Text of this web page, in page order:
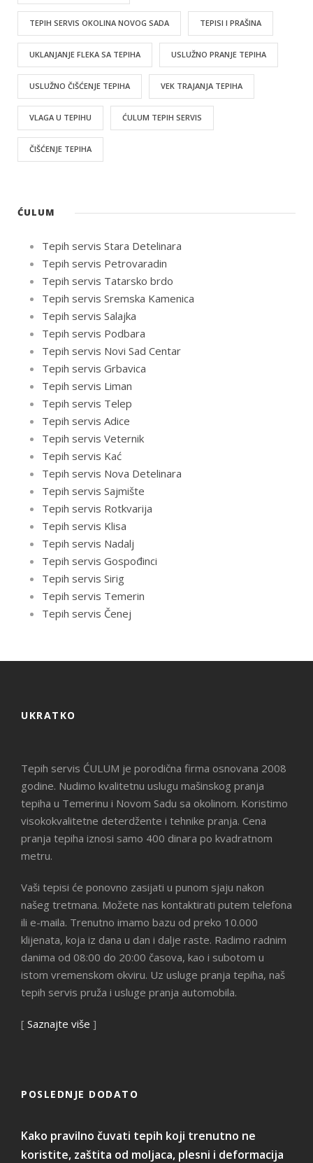
TEPIH SERVIS OKOLINA NOVOG SADA TEPISI I PRAŠINA
UKLANJANJE FLEKA SA TEPIHA USLUŽNO PRANJE TEPIHA
USLUŽNO ČIŠĆENJE TEPIHA VEK TRAJANJA TEPIHA
VLAGA U TEPIHU ĆULUM TEPIH SERVIS
ČIŠĆENJE TEPIHA
ĆULUM
Tepih servis Stara Detelinara
Tepih servis Petrovaradin
Tepih servis Tatarsko brdo
Tepih servis Sremska Kamenica
Tepih servis Salajka
Tepih servis Podbara
Tepih servis Novi Sad Centar
Tepih servis Grbavica
Tepih servis Liman
Tepih servis Telep
Tepih servis Adice
Tepih servis Veternik
Tepih servis Kać
Tepih servis Nova Detelinara
Tepih servis Sajmište
Tepih servis Rotkvarija
Tepih servis Klisa
Tepih servis Nadalj
Tepih servis Gospođinci
Tepih servis Sirig
Tepih servis Temerin
Tepih servis Čenej
UKRATKO
Tepih servis ĆULUM je porodična firma osnovana 2008
godine. Nudimo kvalitetnu uslugu mašinskog pranja
tepiha u Temerinu i Novom Sadu sa okolinom. Koristimo
visokokvalitetne deterdžente i tehnike pranja. Cena
pranja tepiha iznosi samo 400 dinara po kvadratnom
metru.
Vaši tepisi će ponovno zasijati u punom sjaju nakon
našeg tretmana. Možete nas kontaktirati putem telefona
ili e-maila. Trenutno imamo bazu od preko 10.000
klijenata, koja iz dana u dan i dalje raste. Radimo radnim
danima od 08:00 do 20:00 časova, kao i subotom u
istom vremenskom okviru. Uz usluge pranja tepiha, naš
tepih servis pruža i usluge pranja automobila.
[ Saznajte više ]
POSLEDNJE DODATO
Kako pravilno čuvati tepih koji trenutno ne
koristite, zaštita od moljaca, plesni i deformacija